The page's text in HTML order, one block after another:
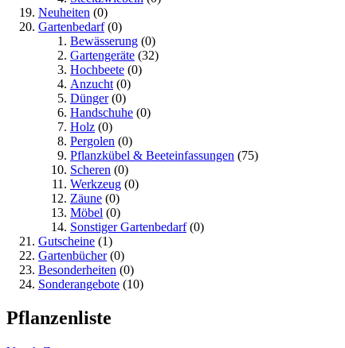
Neuheiten (0)
Gartenbedarf(0)
Bewässerung (0)
Gartengeräte (32)
Hochbeete (0)
Anzucht (0)
Dünger(0)
Handschuhe (0)
Holz (0)
Pergolen (0)
Pflanzkübel & Beeteinfassungen (75)
Scheren (0)
Werkzeug (0)
Zäune (0)
Möbel (0)
Sonstiger Gartenbedarf(0)
Gutscheine (1)
Gartenbücher(0)
Besonderheiten (0)
Sonderangebote (10)
Pflanzenliste